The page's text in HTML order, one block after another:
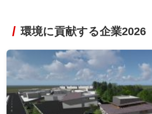
環境に貢献する企業2026